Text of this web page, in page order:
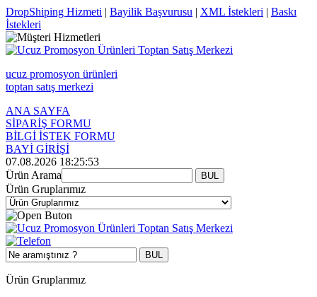
DropShiping Hizmeti | Bayilik Başvurusu | XML İstekleri | Baskı
İstekleri
ucuz promosyon ürünleri
toptan satış merkezi
ANA SAYFA
SİPARİŞ FORMU
BİLGİ İSTEK FORMU
BAYİ GİRİŞİ
07.08.2026 18:25:53
Ürün Arama
Ürün Gruplarımız
Ürün Gruplarımız